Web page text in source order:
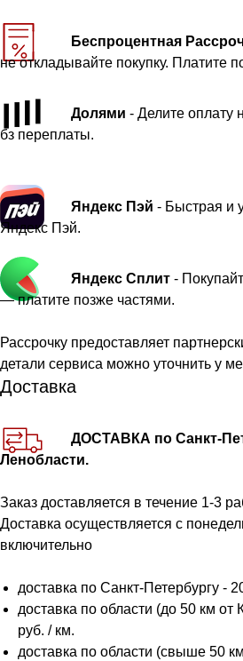
Беспроцентная
не откладывайте покупку. Платите
Долями - Делите оплату
бз переплаты.
Яндекс Пэй - Быстрая и
Яндекс Пэй.
Яндекс Сплит -
— платите позже частями.
Рассрочку предоставляет
детали сервиса можно уточнить у
Доставка
ДОСТАВКА по Санкт-
Ленобласти.
Заказ доставляется в течение 1-3
Доставка осуществляется с
включительно
доставка по Санкт-Петербургу -
доставка по области (до 50 км
руб. / км.
доставка по области (свыше 50